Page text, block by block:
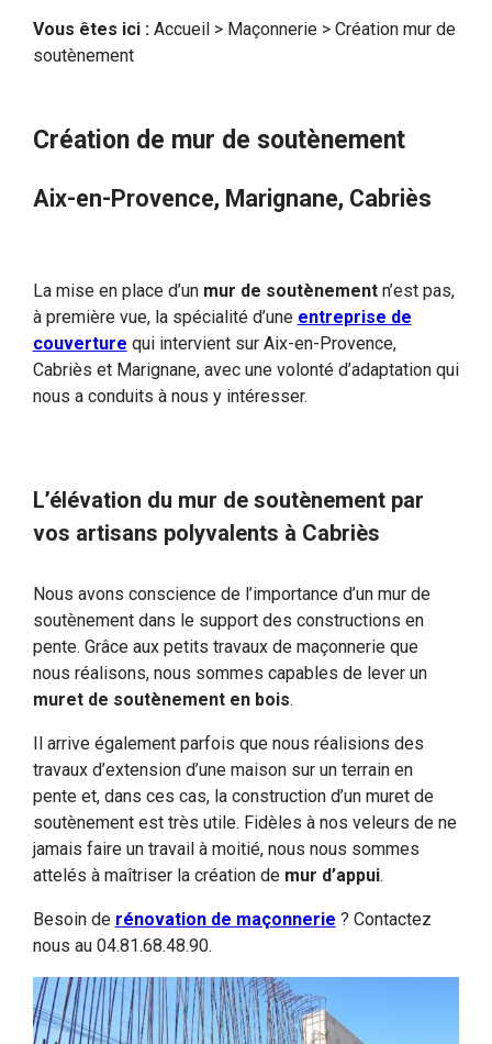
Vous êtes ici : Accueil > Maçonnerie> Création mur de
soutènement
Création de mur de soutènement
Aix-en-Provence, Marignane, Cabriès
La mise en place d’un mur de soutènementn’est pas,
à première vue, la spécialité d’une entreprise de
couverture qui intervient sur Aix-en-Provence,
Cabriès et Marignane, avec une volonté d’adaptation qui
nous a conduits à nous y intéresser.
L’élévation du mur de soutènement par
vos artisans polyvalents à Cabriès
Nous avons conscience de l’importance d’un mur de
soutènement dans le support des constructions en
pente. Grâce aux petits travaux de maçonnerie que
nous réalisons, nous sommes capables de lever un
muret de soutènement en bois.
Il arrive également parfois que nous réalisions des
travaux d’extension d’une maison sur un terrain en
pente et, dans ces cas, la construction d’un muret de
soutènement est très utile. Fidèles à nos veleurs de ne
jamais faire un travail à moitié, nous nous sommes
attelés à maîtriser la création de mur d’appui.
Besoin de rénovation de maçonnerie ? Contactez
nous au 04.81.68.48.90.